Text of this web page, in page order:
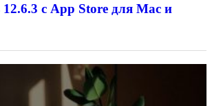
с App Store для Mac и